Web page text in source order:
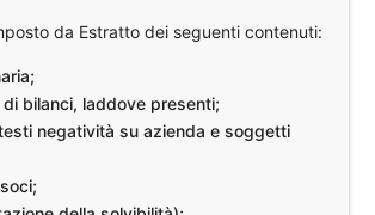
da Estratto dei seguenti contenuti:
bilanci, laddove presenti;
negatività su azienda e soggetti